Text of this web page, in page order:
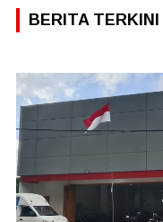
BERITA TERKINI